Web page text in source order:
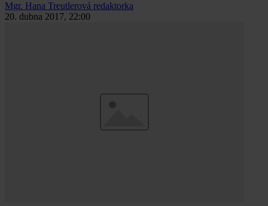
Mgr. Hana Treutlerová redaktorka
20. dubna 2017, 22:00